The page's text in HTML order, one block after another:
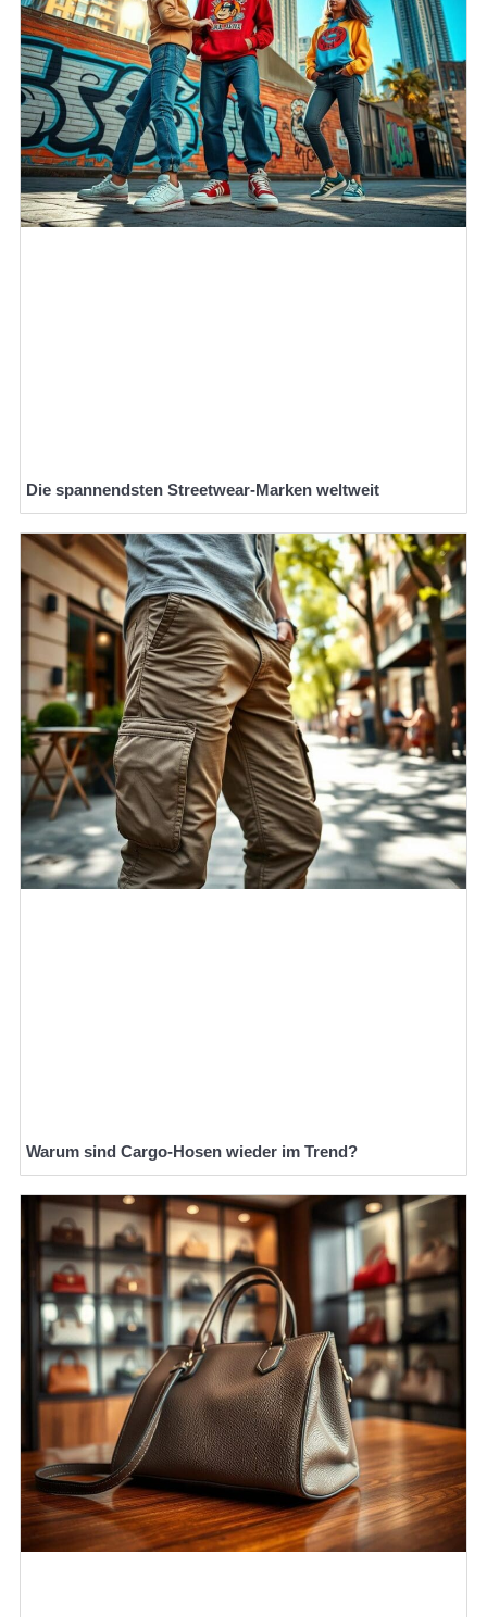
Die spannendsten Streetwear-Marken weltweit
Warum sind Cargo-Hosen wieder im Trend?